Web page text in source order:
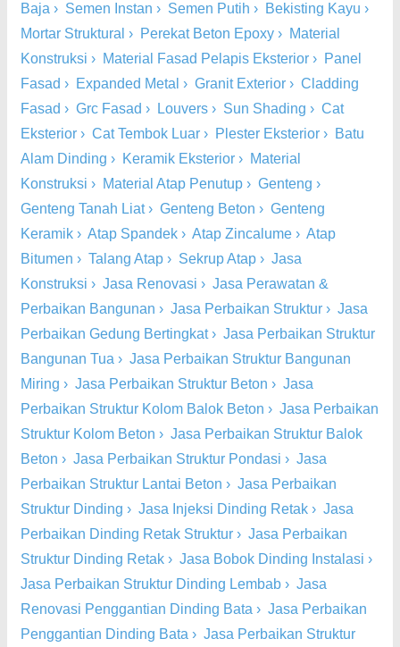
Baja › Semen Instan › Semen Putih › Bekisting Kayu ›
Mortar Struktural › Perekat Beton Epoxy › Material
Konstruksi › Material Fasad Pelapis Eksterior › Panel
Fasad › Expanded Metal › Granit Exterior › Cladding
Fasad › Grc Fasad › Louvers › Sun Shading › Cat
Eksterior › Cat Tembok Luar › Plester Eksterior › Batu
Alam Dinding › Keramik Eksterior › Material
Konstruksi › Material Atap Penutup › Genteng ›
Genteng Tanah Liat› Genteng Beton › Genteng
Keramik › Atap Spandek › Atap Zincalume › Atap
Bitumen › Talang Atap › Sekrup Atap › Jasa
Konstruksi › Jasa Renovasi › Jasa Perawatan &
Perbaikan Bangunan › Jasa Perbaikan Struktur › Jasa
Perbaikan Gedung Bertingkat› Jasa Perbaikan Struktur
Bangunan Tua › Jasa Perbaikan Struktur Bangunan
Miring › Jasa Perbaikan Struktur Beton › Jasa
Perbaikan Struktur Kolom Balok Beton › Jasa Perbaikan
Struktur Kolom Beton › Jasa Perbaikan Struktur Balok
Beton › Jasa Perbaikan Struktur Pondasi › Jasa
Perbaikan Struktur Lantai Beton › Jasa Perbaikan
Struktur Dinding › Jasa Injeksi Dinding Retak › Jasa
Perbaikan Dinding Retak Struktur › Jasa Perbaikan
Struktur Dinding Retak › Jasa Bobok Dinding Instalasi ›
Jasa Perbaikan Struktur Dinding Lembab › Jasa
Renovasi Penggantian Dinding Bata › Jasa Perbaikan
Penggantian Dinding Bata › Jasa Perbaikan Struktur